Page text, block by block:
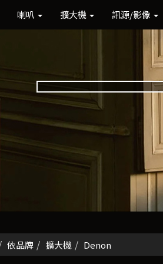
喇叭 擴大機 訊源/影像
依品牌 擴大機 Denon